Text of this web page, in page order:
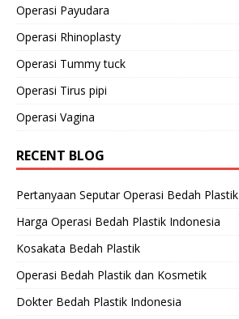
Operasi Payudara
Operasi Rhinoplasty
Operasi Tummy tuck
Operasi Tirus pipi
Operasi Vagina
RECENT BLOG
Pertanyaan Seputar Operasi Bedah Plastik
Harga Operasi Bedah Plastik Indonesia
Kosakata Bedah Plastik
Operasi Bedah Plastik dan Kosmetik
Dokter Bedah Plastik Indonesia